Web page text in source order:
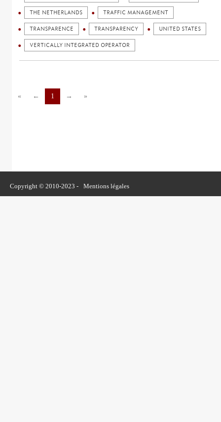
THE NETHERLANDS TRAFFIC MANAGEMENT
TRANSPARENCE TRANSPARENCY UNITED STATES
VERTICALLY INTEGRATED OPERATOR
« ← 1 → »
Copyright © 2010-2023 - Mentions légales